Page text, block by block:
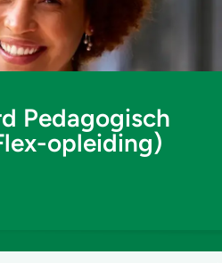
Pedagogisch
opleiding)